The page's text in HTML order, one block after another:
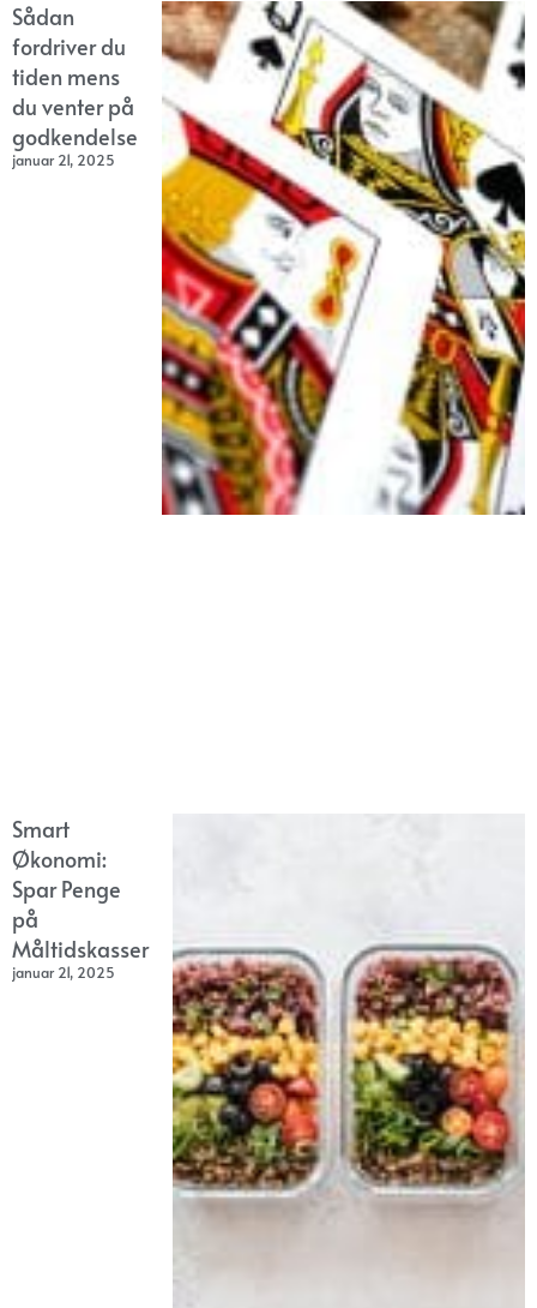
Sådan
fordriver du
tiden mens
du venter på
godkendelse
januar 21, 2025
Smart
Økonomi:
Spar Penge
på
Måltidskasser
januar 21, 2025